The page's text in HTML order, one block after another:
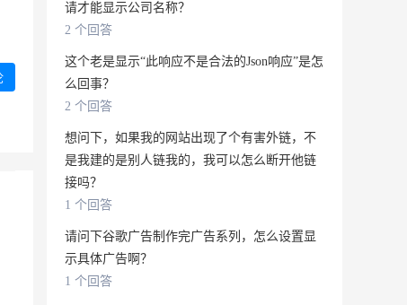
请才能显示公司名称？
2 个回答
这个老是显示“此响应不是合法的Json响应”是怎
么回事？
2 个回答
想问下，如果我的网站出现了个有害外链，不
是我建的是别人链我的，我可以怎么断开他链
接吗？
1 个回答
请问下谷歌广告制作完广告系列，怎么设置显
示具体广告啊？
1 个回答